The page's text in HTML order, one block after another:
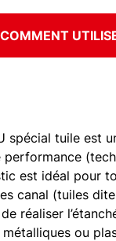
COMMENT
spécial tuile est
performance
est idéal pour
canal (tuiles
réaliser
métalliques ou